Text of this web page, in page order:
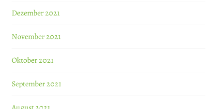
Dezember 2021
November 2021
Oktober 2021
September 2021